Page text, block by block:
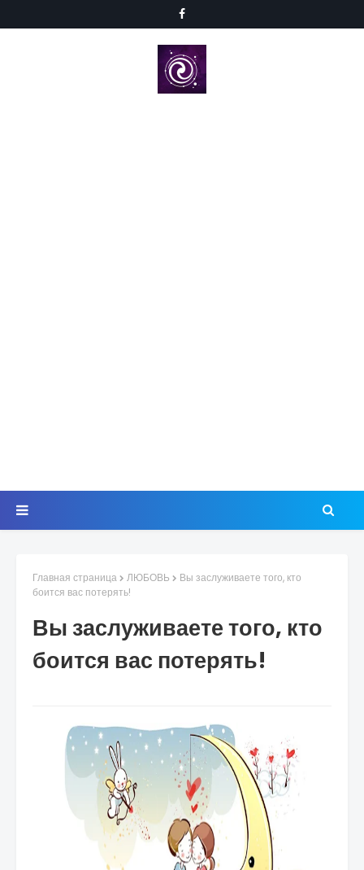
Главная страница ЛЮБОВЬ
Вы заслуживаете того, кто
боится вас потерять!
Вы заслуживаете того, кто
боится вас потерять!